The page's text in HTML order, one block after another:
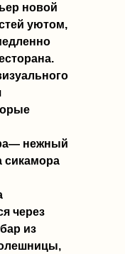
новой
уютом,
нежный
сикамора
через
из